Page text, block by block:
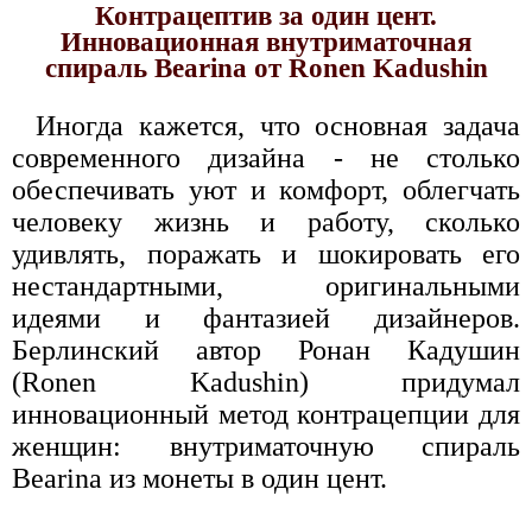
Контрацептив за один цент.
Инновационная внутриматочная
спираль Bearina от Ronen Kadushin
Иногда кажется, что основная задача
современного дизайна - не столько
обеспечивать уют и комфорт, облегчать
человеку жизнь и работу, сколько
удивлять, поражать и шокировать его
нестандартными, оригинальными
идеями и фантазией дизайнеров.
Берлинский автор Ронан Кадушин
(Ronen Kadushin) придумал
инновационный метод контрацепции для
женщин: внутриматочную спираль
Bearina из монеты в один цент.